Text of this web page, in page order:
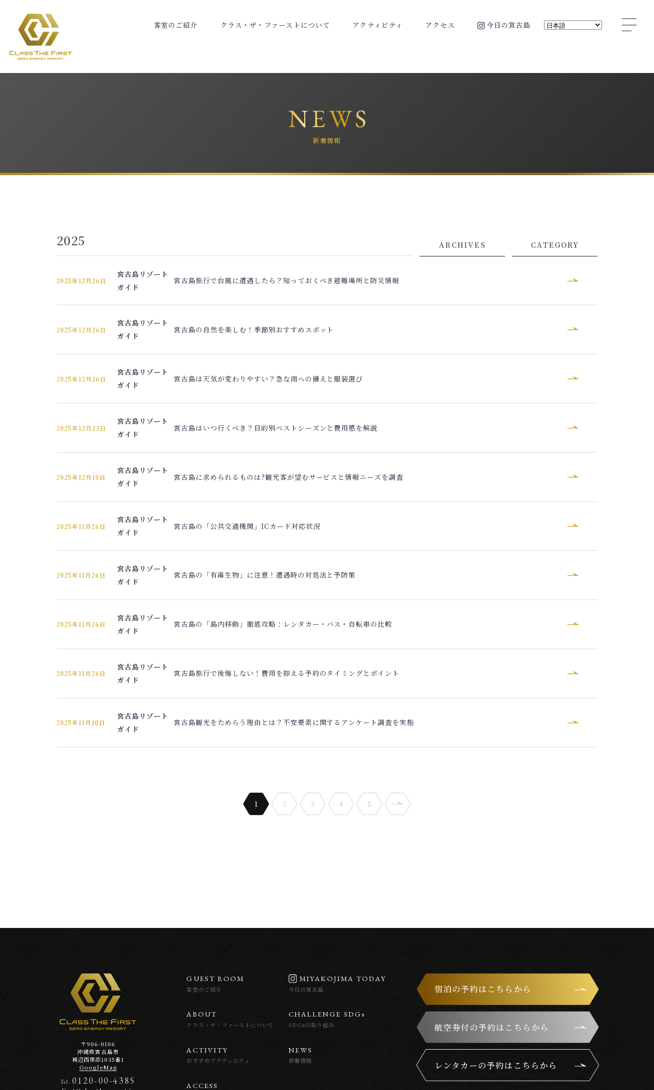
客室の ご紹介 ク ラ ス ・ザ ・ フ ァ ース ト について ア ク テ ィ ビ テ ィ ア ク セ ス 今日 の宮古島
新着情報
2025 ARCHIVES CATEGORY
2025年12月26日
宮古島リゾート
ガイド
宮古島旅行で台風に遭遇したら？知っておくべき避難場所と防災情報
2025年12月26日
宮古島リゾート
ガイド
宮古島の自然を楽しむ！季節別おすすめスポット
2025年12月26日
宮古島リゾート
ガイド
宮古島は天気が変わりやすい？急な雨への備えと服装選び
2025年12月23日
宮古島リゾート
ガイド
宮古島はいつ行くべき？目的別ベストシーズンと費用感を解説
2025年12月10日
宮古島リゾート
ガイド
宮古島に求められるものは?観光客が望むサービスと情報ニーズを調査
2025年11月26日
宮古島リゾート
ガイド
宮古島の「公共交通機関」ICカード対応状況
2025年11月26日
宮古島リゾート
ガイド
宮古島の「有毒生物」に注意！遭遇時の対処法と予防策
2025年11月26日
宮古島リゾート
ガイド
宮古島の「島内移動」徹底攻略：レンタカー・バス・自転車の比較
2025年11月26日
宮古島リゾート
ガイド
宮古島旅行で後悔しない！費用を抑える予約のタイミングとポイント
2025年11月10日
宮古島リゾート
ガイド
宮古島観光をためらう理由とは？不安要素に関するアンケート調査を実施
1 2 3 4 5
〒906-0106
沖縄県宮古島市
城辺西里添1035番1
GoogleMap
Tel. 0120-00-4385
G UEST ROOM
客室のご紹介
ABO UT
クラス・ザ・ファーストについて
A CTIVITY
おすすめアクティビティ
ACCESS
MIYAKOJIMA TODAY
今日の宮古島
CHALLENGE SDGs
SDGsの取り組み
NEWS
新着情報
宿泊の予約はこちらから
航空券付の予約はこちらから
レンタカーの予約はこちらから